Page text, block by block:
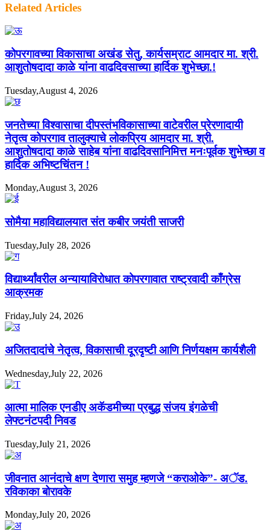
Related Articles
कोपरगावच्या विकासाचा अखंड सेतु, कार्यसम्राट आमदार मा. श्री.
आशुतोषदादा काळे यांना वाढदिवसाच्या हार्दिक शुभेच्छा.!
Tuesday,August 4, 2026
जनतेच्या विश्वासाचा दीपस्तंभविकासाच्या वाटेवरील प्रेरणादायी
नेतृत्व कोपरगाव तालुक्याचे लोकप्रिय आमदार मा. श्री.
आशुतोषदादा काळे साहेब यांना वाढदिवसानिमित्त मनःपूर्वक शुभेच्छा व
हार्दिक अभिष्टचिंतन !
Monday,August 3, 2026
सोमैया महाविद्यालयात संत कबीर जयंती साजरी
Tuesday,July 28, 2026
विद्यार्थ्यांवरील अन्यायाविरोधात कोपरगावात राष्ट्रवादी काँग्रेस
आक्रमक
Friday,July 24, 2026
अजितदादांचे नेतृत्व, विकासाची दूरदृष्टी आणि निर्णयक्षम कार्यशैली
Wednesday,July 22, 2026
आत्मा मालिक एनडीए अकॅडमीच्या प्रबुद्ध संजय इंगळेची
लेफ्टनंटपदी निवड
Tuesday,July 21, 2026
जीवनात आनंदाचे क्षण देणारा समुह म्हणजे “कराओके”- अॅड.
रविकाका बोरावके
Monday,July 20, 2026